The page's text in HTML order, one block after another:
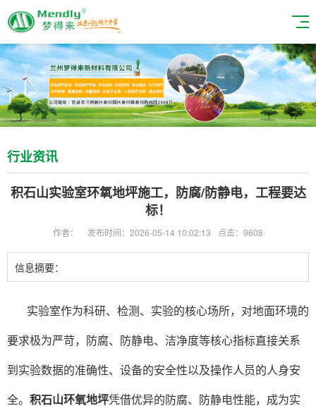
行业资讯
积石山实验室环氧地坪施工，防腐/防静电，工程要达
标！
作者： 发布时间：2026-05-14 10:02:13 点击：9608
信息摘要：
实验室作为科研、检测、实验的核心场所，对地面环境的
要求极为严苛，防腐、防静电、洁净度等核心指标直接关系
到实验数据的准确性、设备的安全性以及操作人员的人身安
全。 积石山环氧地坪凭借优异的防腐、防静电性能，成为实